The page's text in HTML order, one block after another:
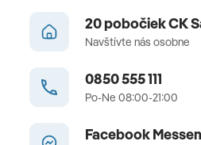
20 pobočiek CK
Navštívte nás osobne
0850 555 111
Po-Ne 08:00-21:00
Facebook